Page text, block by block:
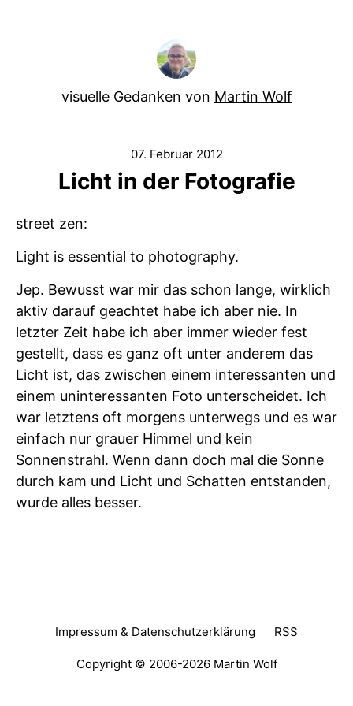
visuelle Gedanken von Martin Wolf
07. Februar 2012
Licht in der Fotografie
street zen:
Light is essential to photography.
Jep. Bewusst war mir das schon lange, wirklich
aktiv darauf geachtet habe ich aber nie. In
letzter Zeit habe ich aber immer wieder fest
gestellt, dass es ganz oft unter anderem das
Licht ist, das zwischen einem interessanten und
einem uninteressanten Foto unterscheidet. Ich
war letztens oft morgens unterwegs und es war
einfach nur grauer Himmel und kein
Sonnenstrahl. Wenn dann doch mal die Sonne
durch kam und Licht und Schatten entstanden,
wurde alles besser.
Impressum & Datenschutzerklärung RSS
Copyright © 2006-2026 Martin Wolf